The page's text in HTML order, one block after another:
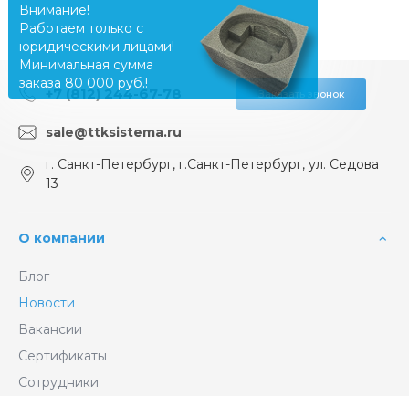
+7 (812) 244-67-78 Заказать звонок
sale@ttksistema.ru
г. Санкт-Петербург, г.Санкт-Петербург, ул. Седова
13
О компании
Блог
Новости
Вакансии
Сертификаты
Сотрудники
Внимание!
Работаем только с
юридическими лицами!
Минимальная сумма
заказа 80 000 руб.!